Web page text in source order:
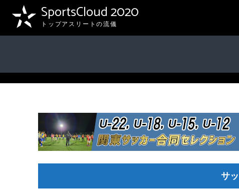
SportsCloud 2020
トップアスリートの流儀
サ